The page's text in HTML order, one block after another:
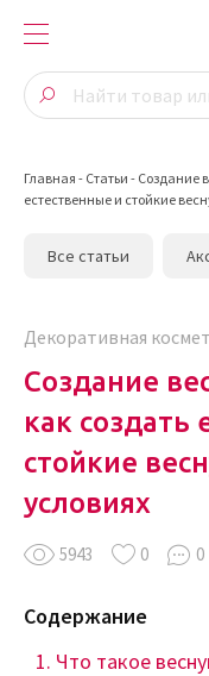
Главная - Статьи - Создание
естественные и стойкие
Все статьи
Декоративная
5943 0 0
Создание
как создать
стойкие
условиях
Содержание
Что такое